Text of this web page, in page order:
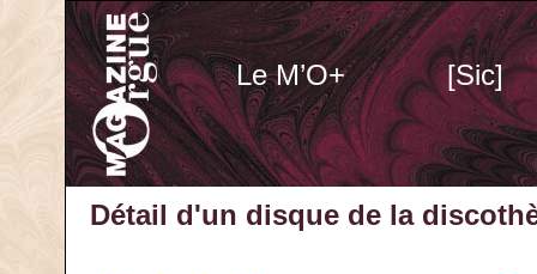
Le M’O+ [Sic]
Détail d'un disque de la